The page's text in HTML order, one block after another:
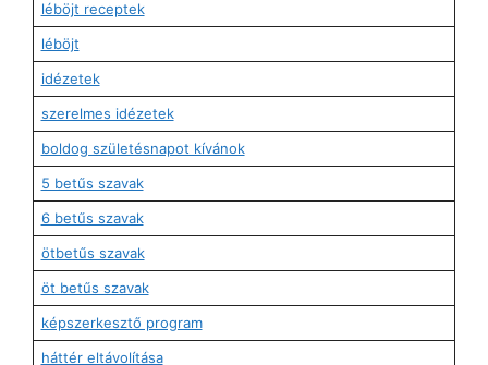
léböjt receptek
léböjt
idézetek
szerelmes idézetek
boldog születésnapot kívánok
5 betűs szavak
6 betűs szavak
ötbetűs szavak
öt betűs szavak
képszerkesztő program
háttér eltávolítása